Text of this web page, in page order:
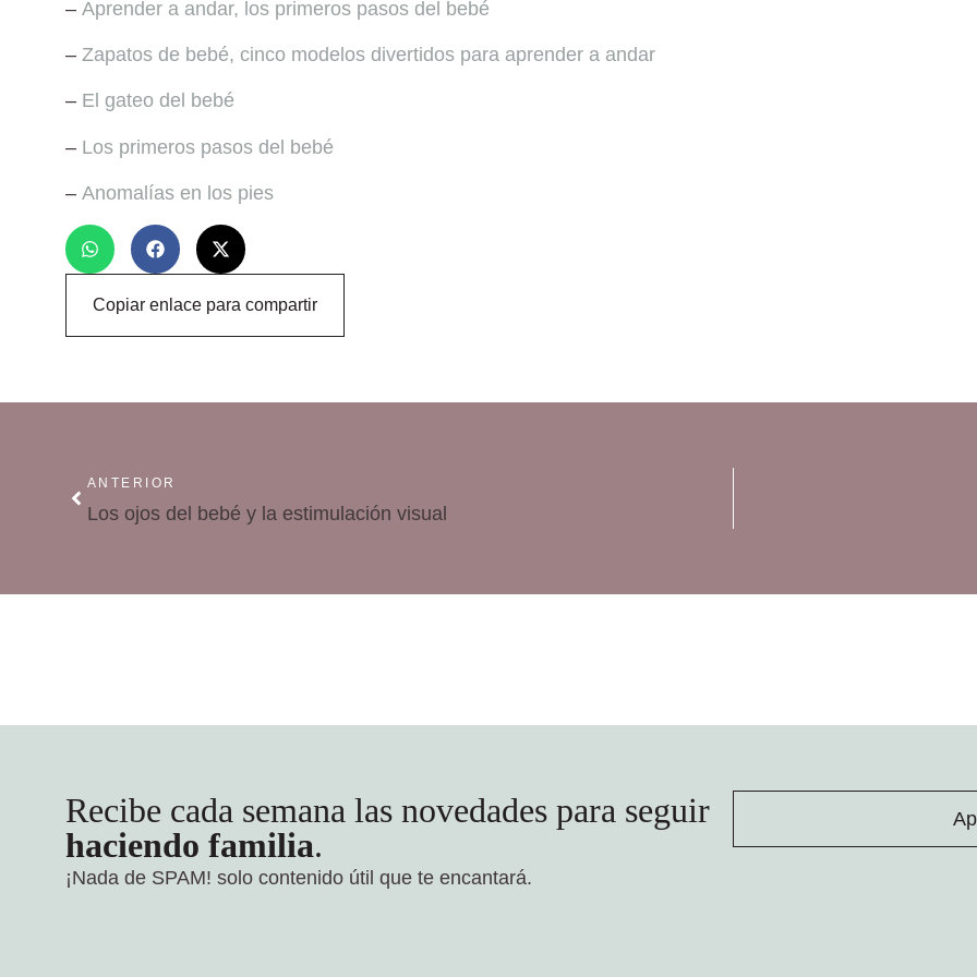
– Aprender a andar, los primeros pasos del bebé
– Zapatos de bebé, cinco modelos divertidos para aprender a andar
– El gateo del bebé
– Los primeros pasos del bebé
– Anomalías en los pies
Copiar enlace para compartir
ANTERIOR
Los ojos del bebé y la estimulación visual
Recibe cada semana las novedades para seguir
haciendo familia.
¡Nada de SPAM! solo contenido útil que te encantará.